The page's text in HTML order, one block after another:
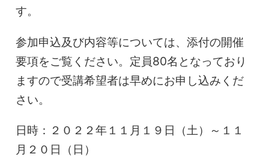
す。
参加申込及び内容等については、添付の開催
要項をご覧ください。定員80名となっており
ますので受講希望者は早めにお申し込みくだ
さい。
日時：２０２２年１１月１９日（土）～１１
月２０日（日）